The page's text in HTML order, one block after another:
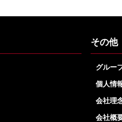
その他
グルー
個人情
会社理
会社概